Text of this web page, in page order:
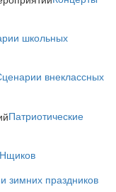
школьных
внеклассных
Патриотические
зимних праздников